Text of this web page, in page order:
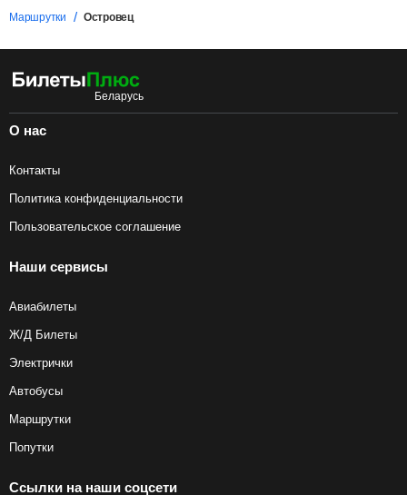
Маршрутки Островец
О нас
Контакты
Политика конфиденциальности
Пользовательское соглашение
Наши сервисы
Авиабилеты
Ж/Д Билеты
Электрички
Автобусы
Маршрутки
Попутки
Ссылки на наши соцсети